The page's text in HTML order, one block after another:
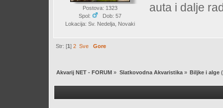
Postova: 1323
Spol:
Dob: 57
Lokacija: Sv. Nedelja, Novaki
auta i dalje
Str: [1]2 Sve Gore
Akvarij NET - FORUM » Slatkovodna Akvaristika» Biljke i alge